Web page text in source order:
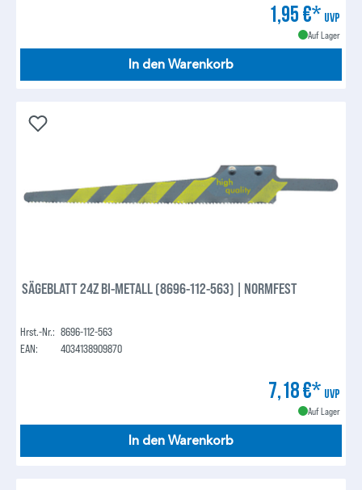
1,95 €* UVP
Auf Lager
In den Warenkorb
SÄGEBLATT 24Z BI-METALL (8696-112-563) | NORMFEST
Hrst.-Nr.: 8696-112-563
EAN:
4034138909870
7,18 €* UVP
Auf Lager
In den Warenkorb